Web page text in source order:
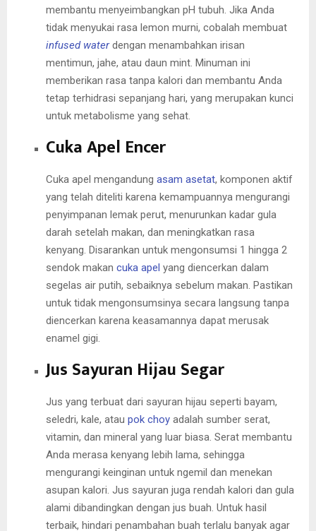
membantu menyeimbangkan pH tubuh. Jika Anda
tidak menyukai rasa lemon murni, cobalah membuat
infused waterdengan menambahkan irisan
mentimun, jahe, atau daun mint. Minuman ini
memberikan rasa tanpa kalori dan membantu Anda
tetap terhidrasi sepanjang hari, yang merupakan kunci
untuk metabolisme yang sehat.
Cuka Apel Encer
Cuka apel mengandung asam asetat, komponen aktif
yang telah diteliti karena kemampuannya mengurangi
penyimpanan lemak perut, menurunkan kadar gula
darah setelah makan, dan meningkatkan rasa
kenyang. Disarankan untuk mengonsumsi 1 hingga 2
sendok makan cuka apel yang diencerkan dalam
segelas air putih, sebaiknya sebelum makan. Pastikan
untuk tidak mengonsumsinya secara langsung tanpa
diencerkan karena keasamannya dapat merusak
enamel gigi.
Jus Sayuran Hijau Segar
Jus yang terbuat dari sayuran hijau seperti bayam,
seledri, kale, atau pok choy adalah sumber serat,
vitamin, dan mineral yang luar biasa. Serat membantu
Anda merasa kenyang lebih lama, sehingga
mengurangi keinginan untuk ngemil dan menekan
asupan kalori. Jus sayuran juga rendah kalori dan gula
alami dibandingkan dengan jus buah. Untuk hasil
terbaik, hindari penambahan buah terlalu banyak agar